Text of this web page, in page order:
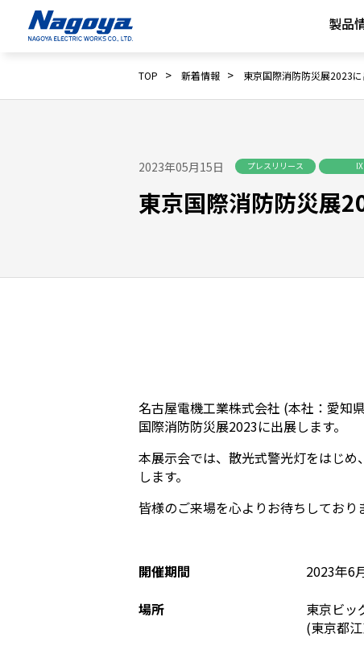
製品
TOP > 新着情報 > 東京国際消防防災展2023
2023年05月15日 プレスリリース IX
東京国際消防防災展
名古屋電機工業株式会社 (本社：愛知
国際消防防災展2023に出展します。
本展示会では、散光式警光灯をはじ
します。
皆様のご来場を心よりお待ちしており
開催期間
2023年6
場所
東京ビ
(東京都